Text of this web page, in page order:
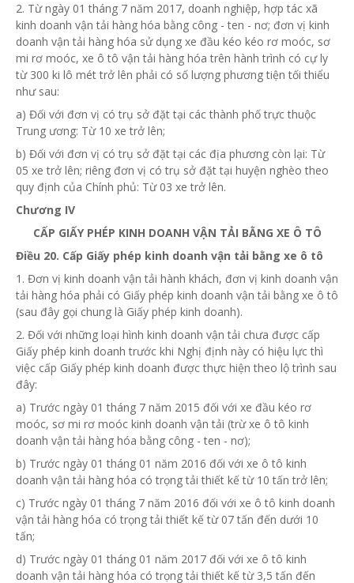
2. Từ ngày 01 tháng 7 năm 2017, doanh nghiệp, hợp tác xã
kinh doanh vận tải hàng hóa bằng công - ten - nơ; đơn vị kinh
doanh vận tải hàng hóa sử dụng xe đầu kéo kéo rơ moóc, sơ
mi rơ moóc, xe ô tô vận tải hàng hóa trên hành trình có cự ly
từ 300 ki lô mét trở lên phải có số lượng phương tiện tối thiểu
như sau:
a) Đối với đơn vị có trụ sở đặt tại các thành phố trực thuộc
Trung ương: Từ 10 xe trở lên;
b) Đối với đơn vị có trụ sở đặt tại các địa phương còn lại: Từ
05 xe trở lên; riêng đơn vị có trụ sở đặt tại huyện nghèo theo
quy định của Chính phủ: Từ 03 xe trở lên.
Chương IV
CẤP GIẤY PHÉP KINH DOANH VẬN TẢI BẰNG XE Ô TÔ
Điều 20. Cấp Giấy phép kinh doanh vận tải bằng xe ô tô
1. Đơn vị kinh doanh vận tải hành khách, đơn vị kinh doanh vận
tải hàng hóa phải có Giấy phép kinh doanh vận tải bằng xe ô tô
(sau đây gọi chung là Giấy phép kinh doanh).
2. Đối với những loại hình kinh doanh vận tải chưa được cấp
Giấy phép kinh doanh trước khi Nghị định này có hiệu lực thì
việc cấp Giấy phép kinh doanh được thực hiện theo lộ trình sau
đây:
a) Trước ngày 01 tháng 7 năm 2015 đối với xe đầu kéo rơ
moóc, sơ mi rơ moóc kinh doanh vận tải (trừ xe ô tô kinh
doanh vận tải hàng hóa bằng công - ten - nơ);
b) Trước ngày 01 tháng 01 năm 2016 đối với xe ô tô kinh
doanh vận tải hàng hóa có trọng tải thiết kếtừ10 tấn trở lên;
c) Trước ngày 01 tháng 7 năm 2016 đối với xe ô tô kinh doanh
vận tải hàng hóa có trọng tải thiết kếtừ07 tấn đến dưới 10
tấn;
d) Trước ngày 01 tháng 01 năm 2017 đối với xe ô tô kinh
doanh vận tải hàng hóa có trọng tải thiết kếtừ3,5 tấn đến